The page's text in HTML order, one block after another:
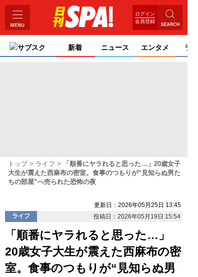
ログイン
会員登録
サブスク 新着 ニュース エンタメ ライ
トップ ライフ
「順番にヤラれると思った…」20歳女子
大生が震えた西麻布の密室。食事のつもりが“見知らぬ男た
ちの部屋”へ売られた恐怖の夜
更新日：2026年05月25日 13:45
ライフ
投稿日：2026年05月19日 15:54
「順番にヤラれると思った…」
20歳女子大生が震えた西麻布の密
室。食事のつもりが“見知らぬ男